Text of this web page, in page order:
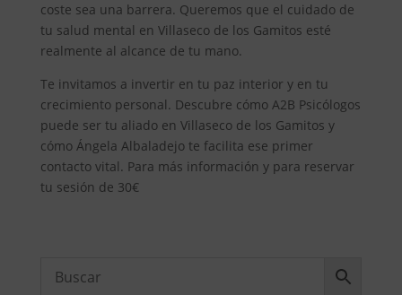
coste sea una barrera. Queremos que el cuidado de
tu salud mental en Villaseco de los Gamitos esté
realmente al alcance de tu mano.
Te invitamos a invertir en tu paz interior y en tu
crecimiento personal. Descubre cómo A2B Psicólogos
puede ser tu aliado en Villaseco de los Gamitos y
cómo Ángela Albaladejo te facilita ese primer
contacto vital. Para más información y para reservar
tu sesión de 30€